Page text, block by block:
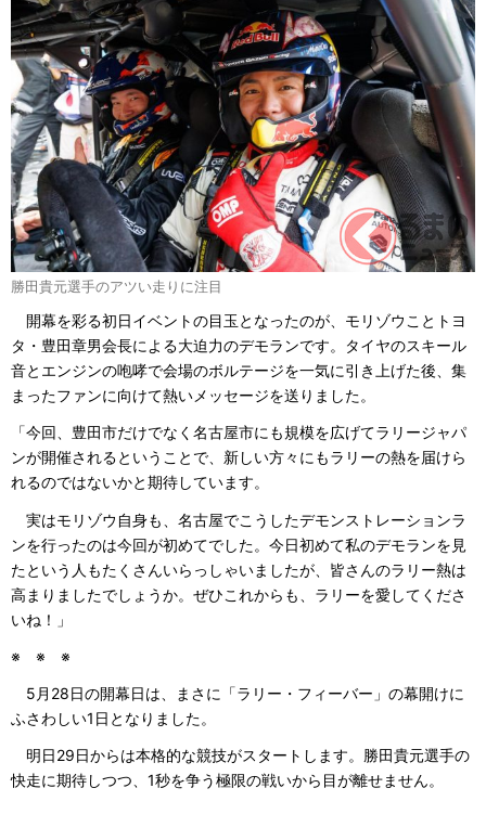
勝田貴元選手のアツい走りに注目
開幕を彩る初日イベントの目玉となったのが、モリゾウことトヨ
タ・豊田章男会長による大迫力のデモランです。タイヤのスキール
音とエンジンの咆哮で会場のボルテージを一気に引き上げた後、集
まったファンに向けて熱いメッセージを送りました。
「今回、豊田市だけでなく名古屋市にも規模を広げてラリージャパ
ンが開催されるということで、新しい方々にもラリーの熱を届けら
れるのではないかと期待しています。
実はモリゾウ自身も、名古屋でこうしたデモンストレーションラ
ンを行ったのは今回が初めてでした。今日初めて私のデモランを見
たという人もたくさんいらっしゃいましたが、皆さんのラリー熱は
高まりましたでしょうか。ぜひこれからも、ラリーを愛してくださ
いね！」
※ ※ ※
5月28日の開幕日は、まさに「ラリー・フィーバー」の幕開けに
ふさわしい1日となりました。
明日29日からは本格的な競技がスタートします。勝田貴元選手の
快走に期待しつつ、1秒を争う極限の戦いから目が離せません。